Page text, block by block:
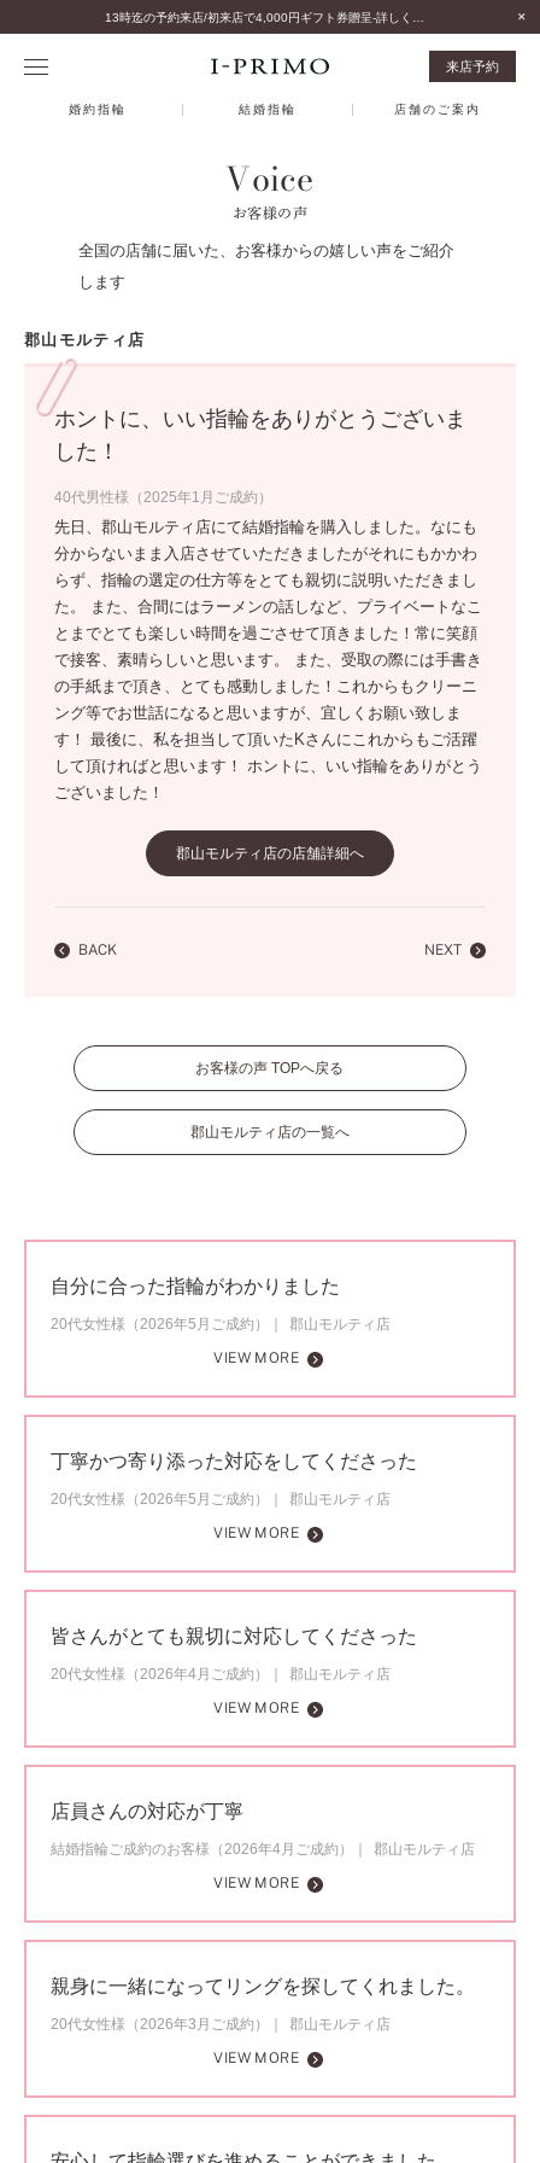
来店予約
婚約指輪 結婚指輪 店舗のご案内
Voice
お客様の声
全国の店舗に届いた、お客様からの嬉しい声をご紹介
します
郡山モルティ店
ホントに、いい指輪をありがとうございま
した！
40代男性様（2025年1月ご成約）
先日、郡山モルティ店にて結婚指輪を購入しました。なにも
分からないまま入店させていただきましたがそれにもかかわ
らず、指輪の選定の仕方等をとても親切に説明いただきまし
た。 また、合間にはラーメンの話しなど、プライベートなこ
とまでとても楽しい時間を過ごさせて頂きました！常に笑顔
で接客、素晴らしいと思います。 また、受取の際には手書き
の手紙まで頂き、とても感動しました！これからもクリーニ
ング等でお世話になると思いますが、宜しくお願い致しま
す！ 最後に、私を担当して頂いたKさんにこれからもご活躍
して頂ければと思います！ ホントに、いい指輪をありがとう
ございました！
郡山モルティ店の店舗詳細へ
BACK NEXT
お客様の声 TOPへ戻る
郡山モルティ店の一覧へ
自分に合った指輪がわかりました
20代女性様（2026年5月ご成約）
郡山モルティ店
VIEW MORE
丁寧かつ寄り添った対応をしてくださった
20代女性様（2026年5月ご成約）
郡山モルティ店
VIEW MORE
皆さんがとても親切に対応してくださった
20代女性様（2026年4月ご成約）
郡山モルティ店
VIEW MORE
店員さんの対応が丁寧
結婚指輪ご成約のお客様（2026年4月ご成約）
郡山モルティ店
VIEW MORE
親身に一緒になってリングを探してくれました。
20代女性様（2026年3月ご成約）
郡山モルティ店
VIEW MORE